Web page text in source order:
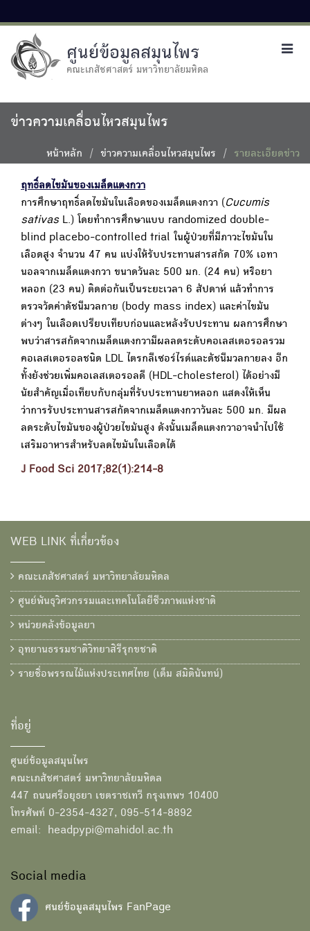
ศูนย์ข้อมูลสมุนไพร
คณะเภสัชศาสตร์ มหาวิทยาลัยมหิดล
ข่าวความเคลื่อนไหวสมุนไพร
หน้าหลัก ข่าวความเคลื่อนไหวสมุนไพร รายละเอียดข่าว
ฤทธิ์ลดไขมันของเมล็ดแตงกวา
การศึกษาฤทธิ์ลดไขมันในเลือดของเมล็ดแตงกวา (Cucumis
sativasL.) โดยทำการศึกษาแบบ randomized double-
blind placebo-controlled trial ในผู้ป่วยที่มีภาวะไขมันใน
เลือดสูง จำนวน 47 คน แบ่งให้รับประทานสารสกัด 70% เอทา
นอลจากเมล็ดแตงกวา ขนาดวันละ 500 มก. (24 คน) หรือยา
หลอก (23 คน) ติดต่อกันเป็นระยะเวลา 6 สัปดาห์ แล้วทำการ
ตรวจวัดค่าดัชนีมวลกาย (body mass index) และค่าไขมัน
ต่างๆ ในเลือดเปรียบเทียบก่อนและหลังรับประทาน ผลการศึกษา
พบว่าสารสกัดจากเมล็ดแตงกวามีผลลดระดับคอเลสเตอรอลรวม
คอเลสเตอรอลชนิด LDL ไตรกลีเซอร์ไรด์และดัชนีมวลกายลง อีก
ทั้งยังช่วยเพิ่มคอเลสเตอรอลดี (HDL-cholesterol) ได้อย่างมี
นัยสำคัญเมื่อเทียบกับกลุ่มที่รับประทานยาหลอก แสดงให้เห็น
ว่าการรับประทานสารสกัดจากเมล็ดแตงกวาวันละ 500 มก. มีผล
ลดระดับไขมันของผู้ป่วยไขมันสูง ดังนั้นเมล็ดแตงกวาอาจนำไปใช้
เสริมอาหารสำหรับลดไขมันในเลือดได้
J Food Sci 2017;82(1):214-8
WEB LINK ที่เกี่ยวข้อง
คณะเภสัชศาสตร์ มหาวิทยาลัยมหิดล
ศูนย์พันธุวิศวกรรมและเทคโนโลยีชีวภาพแห่งชาติ
หน่วยคลังข้อมูลยา
อุทยานธรรมชาติวิทยาสิรีรุกขชาติ
รายชื่อพรรณไม้แห่งประเทศไทย (เต็ม สมิตินันทน์)
ที่อยู่
ศูนย์ข้อมูลสมุนไพร
คณะเภสัชศาสตร์ มหาวิทยาลัยมหิดล
447 ถนนศรีอยุธยา เขตราชเทวี กรุงเทพฯ 10400
โทรศัพท์ 0-2354-4327, 095-514-8892
email: headpypi@mahidol.ac.th
Social media
ศนย์ข้อมูลสมุนไพร FanPage